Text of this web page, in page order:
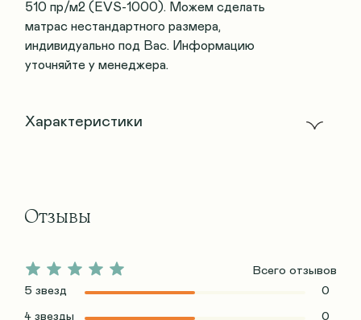
510 пр/м2 (EVS-1000). Можем сделать
матрас нестандартного размера,
индивидуально под Вас. Информацию
уточняйте у менеджера.
Характеристики
Отзывы
Всего отзывов
5 звезд
0
4 звезды 0